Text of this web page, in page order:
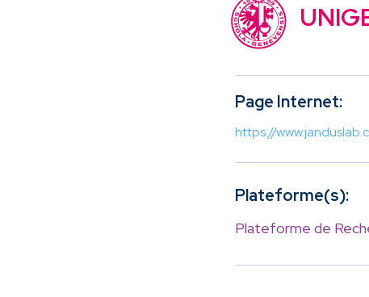
Page Internet:
https://
Plateforme(s):
Plateforme de